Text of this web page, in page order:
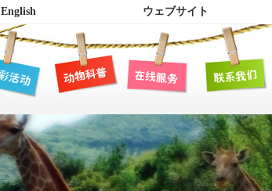
English ウェブサイト